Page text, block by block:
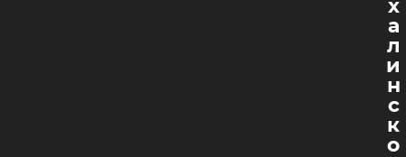
х
а
л
и
н
с
к
о